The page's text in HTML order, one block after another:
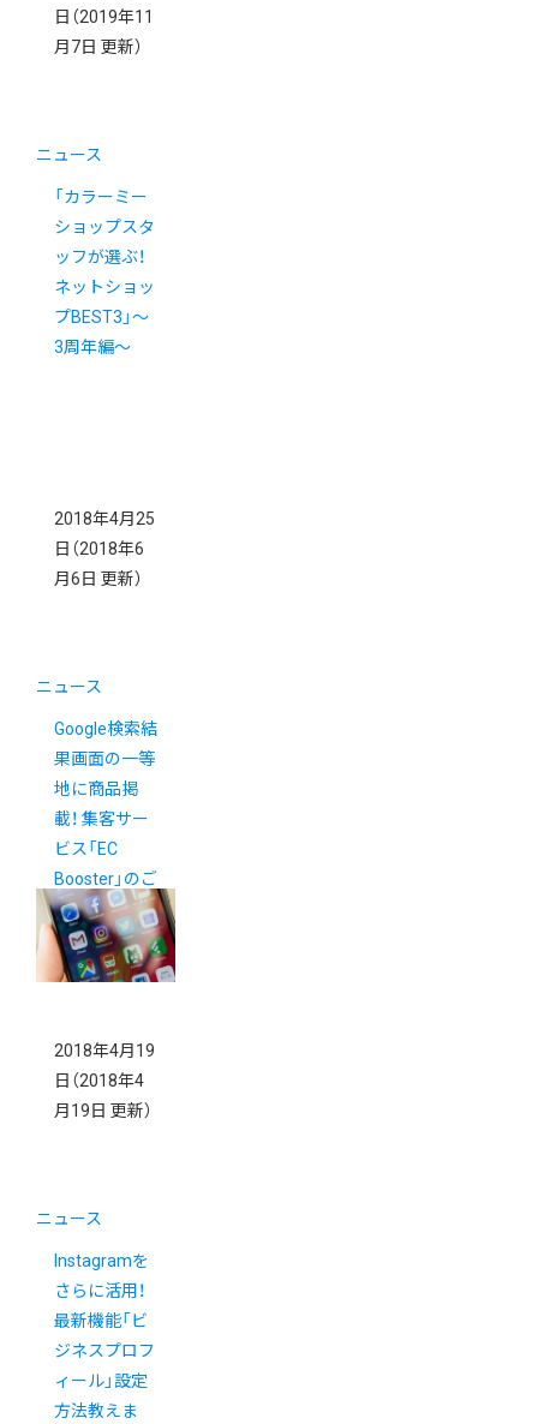
日 （2019年11
月7日 更新）
ニュース
「カラーミー
ショップスタ
ッフが選ぶ！
ネットショッ
プBEST3」〜
3周年編〜
2018年4月25
日 （2018年6
月6日 更新）
ニュース
Google検索結
果画面の一等
地に商品掲
載！ 集客サー
ビス「EC
Booster」のご
案内
2018年4月19
日 （2018年4
月19日 更新）
ニュース
Instagramを
さらに活用！
最新機能「ビ
ジネスプロフ
ィール」設定
方法教えま